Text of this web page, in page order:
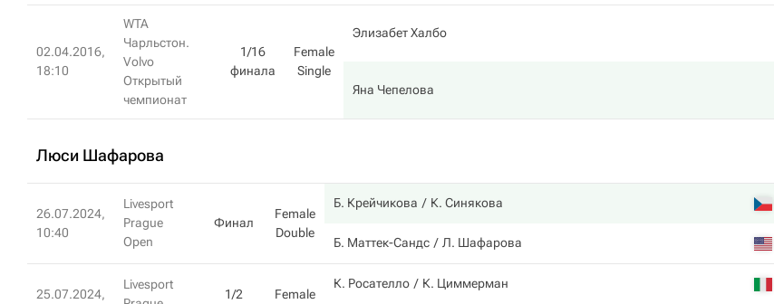
02.04.2016,
18:10
WTA
Чарльстон.
Volvo
Открытый
чемпионат
1/16
финала
Female
Single
Элизабет Халбо
Яна Чепелова
Люси Шафарова
26.07.2024,
10:40
Livesport
Prague
Open
Финал
Female
Double
Б. Крейчикова К. Синякова
Б. Маттек-Сандс Л. Шафарова
25.07.2024,
Livesport
1/2
Female
К. Росателло К. Циммерман